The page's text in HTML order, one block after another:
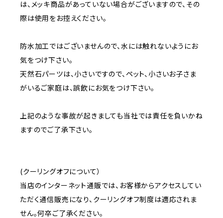
は、メッキ商品があっていない場合がございますので、その
際は使用をお控えください。
防水加工ではございませんので、水には触れないようにお
気をつけ下さい。
天然石パーツは、小さいですので、ペット、小さいお子さま
がいるご家庭は、誤飲にお気をつけ下さい。
上記のような事故が起きましても当社では責任を負いかね
ますのでご了承下さい。
(クーリングオフについて）
当店のインターネット通販では、お客様からアクセスしてい
ただく通信販売になり、クーリングオフ制度は適応されま
せん。何卒ご了承ください。